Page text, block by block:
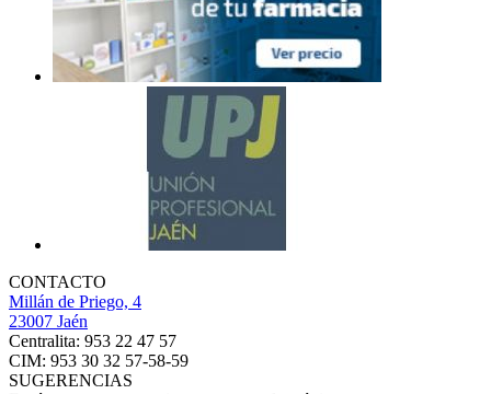
CONTACTO
Millán de Priego, 4
23007 Jaén
Centralita: 953 22 47 57
CIM: 953 30 32 57-58-59
SUGERENCIAS